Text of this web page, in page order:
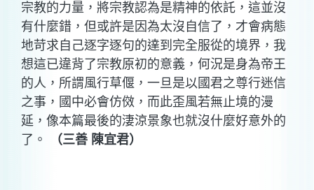
宗教的力量，將宗教認為是精神的依託，這並沒
有什麼錯，但或許是因為太沒自信了，才會病態
地苛求自己逐字逐句的達到完全服從的境界，我
想這已違背了宗教原初的意義，何況是身為帝王
的人，所謂風行草偃，一旦是以國君之尊行迷信
之事，國中必會仿傚，而此歪風若無止境的漫
延，像本篇最後的淒涼景象也就沒什麼好意外的
了。
（三善 陳宜君）